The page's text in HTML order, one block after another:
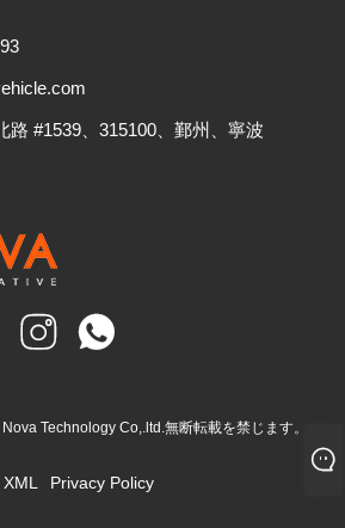
路 #1539、315100、鄞州、寧波
Technology Co,.ltd.無断転載を禁じます。
XML Privacy Policy